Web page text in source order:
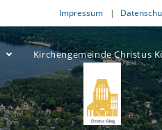
Impressum
Kirchengemeinde Christus